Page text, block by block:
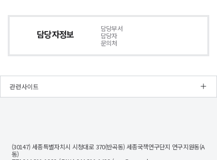
담당자정보 담당부서
담당자
문의처
관련사이트
문
사
(30147) 세종특별자치시 시청대로 370(반곡동) 세종국책연구단지 연구지원동(A
동)